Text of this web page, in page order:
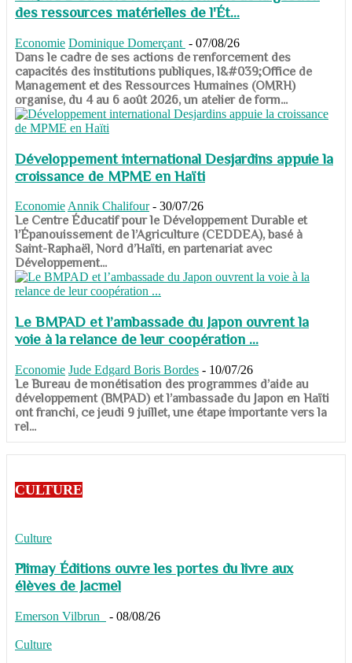
des ressources matérielles de l'Ét...
Economie Dominique Domerçant - 07/08/26
Dans le cadre de ses actions de renforcement des
capacités des institutions publiques, l&#039;Office de
Management et des Ressources Humaines (OMRH)
organise, du 4 au 6 août 2026, un atelier de form...
Développement international Desjardins appuie la
croissance de MPME en Haïti
Economie Annik Chalifour - 30/07/26
​​​​​​​Le Centre Éducatif pour le Développement Durable et
l’Épanouissement de l’Agriculture (CEDDEA), basé à
Saint-Raphaël, Nord d’Haïti, en partenariat avec
Développement...
Le BMPAD et l’ambassade du Japon ouvrent la
voie à la relance de leur coopération ...
Economie Jude Edgard Boris Bordes - 10/07/26
​​​​​​​Le Bureau de monétisation des programmes d’aide au
développement (BMPAD) et l’ambassade du Japon en Haïti
ont franchi, ce jeudi 9 juillet, une étape importante vers la
rel...
CULTURE
Culture
Plimay Éditions ouvre les portes du livre aux
élèves de Jacmel
Emerson Vilbrun - 08/08/26
Culture